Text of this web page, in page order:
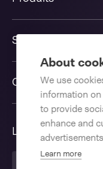
About
We use
information on
to provide
enhance and
Learn more
Solutions
Contactez-nous
Langue